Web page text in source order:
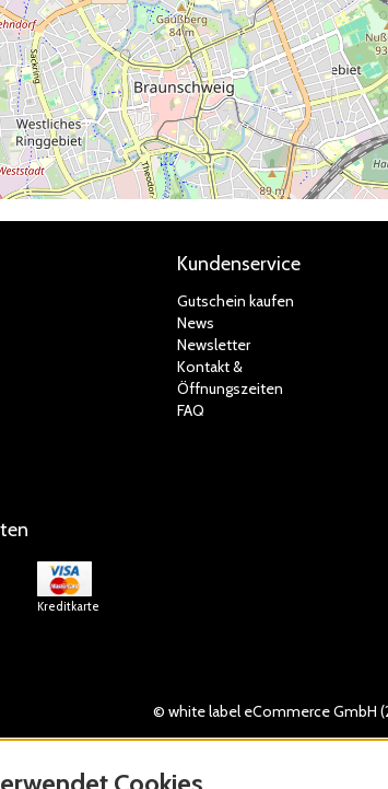
Kundenservice
Gutschein kaufen
News
Newsletter
Kontakt &
Öffnungszeiten
FAQ
Kreditkarte
© white label eCommerce GmbH